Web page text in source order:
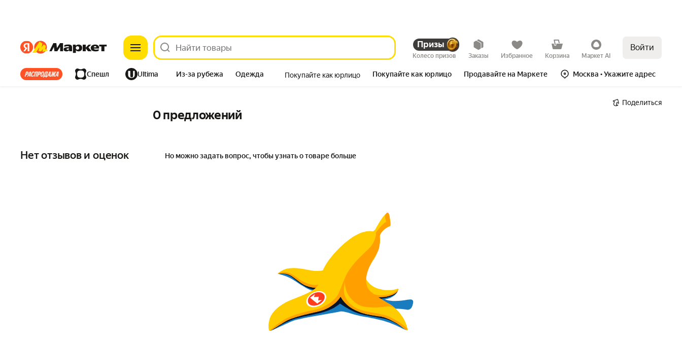
ЯндексЯндекс Призы
Колесо призов Заказы Избранное Корзина Маркет AI
Войти
Все хиты Спешл Ultima Из-за рубежа Одежда Покупайте как юрлицо Покупайте как юрлицо Продавайте на Маркете Москва • Укажите адрес
Поделиться
0 предложений
Нет отзывов и оценок Но можно задать вопрос, чтобы узнать о товаре больше